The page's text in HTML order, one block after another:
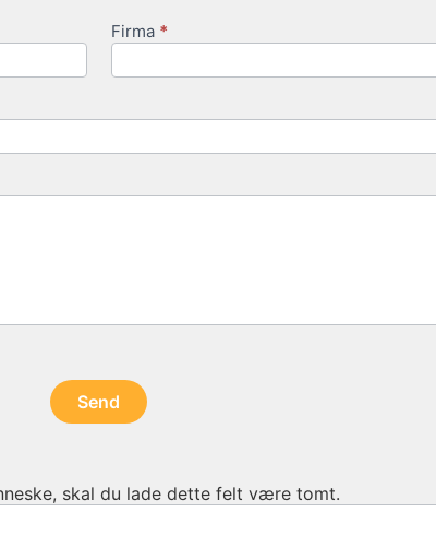
Firma *
Send
skal du lade dette felt være tomt.